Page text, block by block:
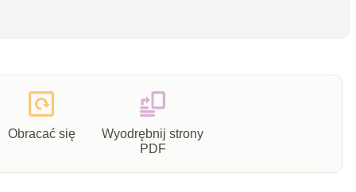
Obracać się
Wyodrębnij strony
PDF